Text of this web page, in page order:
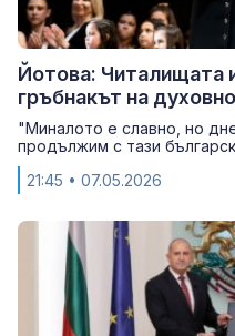
Йотова: Читалищата
гръбнакът на
"Миналото е славно, но
продължим с тази
21:45 • 07.05.2026